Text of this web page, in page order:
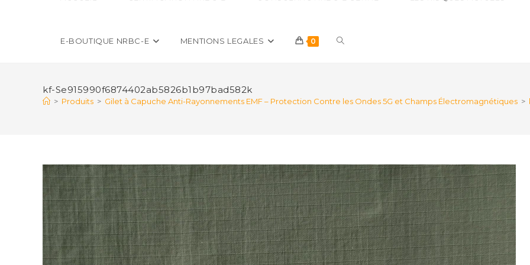
E-BOUTIQUE NRBC-E MENTIONS LEGALES 0 Toggle
kf-Se915990f6874402ab5826b1b97bad582k
> Produits > Gilet à Capuche Anti-Rayonnements EMF – Protection Contre les Ondes 5G et Champs Électromagnétiques >